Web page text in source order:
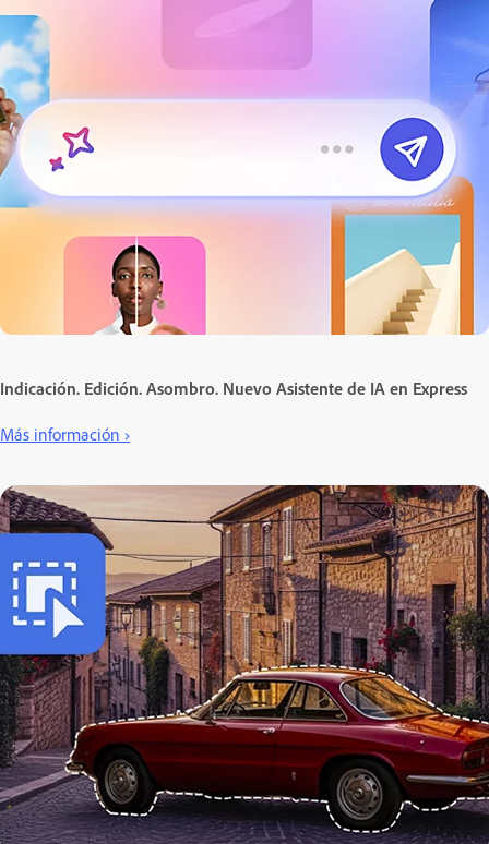
Indicación. Edición. Asombro. Nuevo Asistente de IA en Express
Más información ›